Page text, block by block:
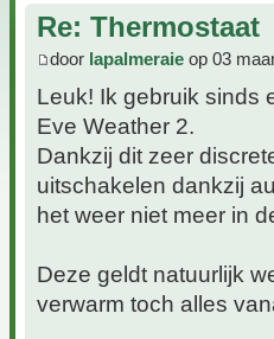
Re: Thermostaat
door lapalmeraie op 03
Leuk! Ik gebruik sinds
Eve Weather 2.
Dankzij dit zeer
uitschakelen dankzij
het weer niet meer in
Deze geldt natuurlijk
verwarm toch alles